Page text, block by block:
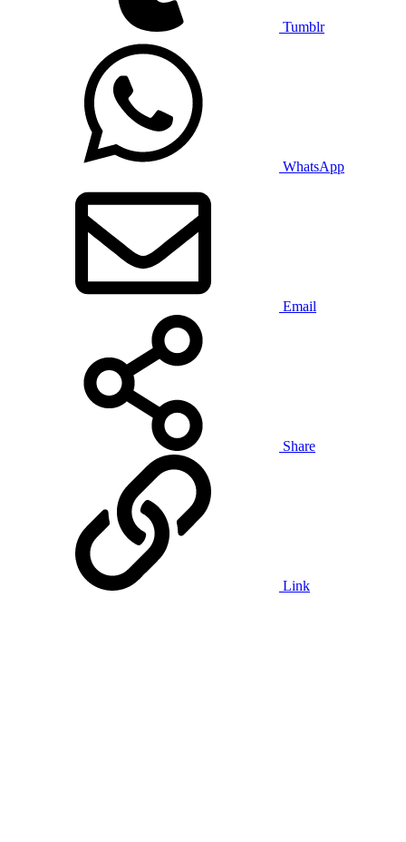
Tumblr
WhatsApp
Email
Share
Link